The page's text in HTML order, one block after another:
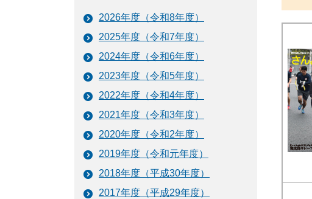
2026年度（令和8年度）
2025年度（令和7年度）
2024年度（令和6年度）
2023年度（令和5年度）
2022年度（令和4年度）
2021年度（令和3年度）
2020年度（令和2年度）
2019年度（令和元年度）
2018年度（平成30年度）
2017年度（平成29年度）